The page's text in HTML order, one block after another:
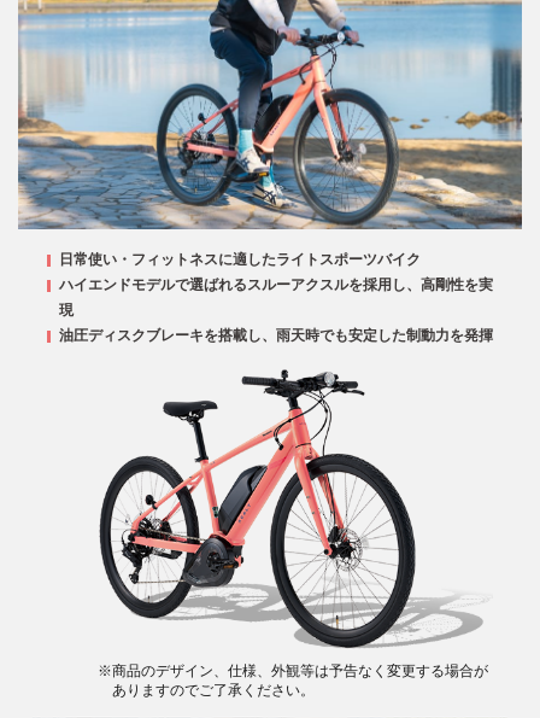
日常使い・フィットネスに適したライトスポーツバイク
ハイエンドモデルで選ばれるスルーアクスルを採用し、高剛性を実
現
油圧ディスクブレーキを搭載し、雨天時でも安定した制動力を発揮
※商品のデザイン、仕様、外観等は予告なく変更する場合が
ありますのでご了承ください。